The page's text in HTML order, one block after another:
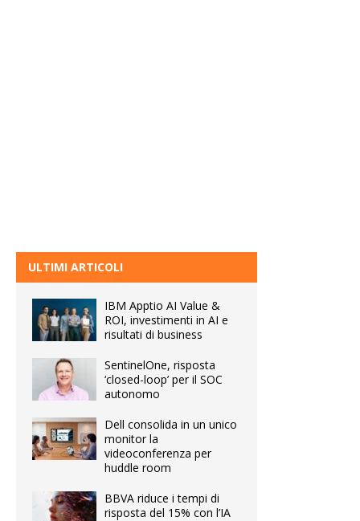
ULTIMI ARTICOLI
IBM Apptio AI Value &
ROI, investimenti in AI e
risultati di business
SentinelOne, risposta
‘closed-loop’ per il SOC
autonomo
Dell consolida in un unico
monitor la
videoconferenza per
huddle room
BBVA riduce i tempi di
risposta del 15% con l’IA